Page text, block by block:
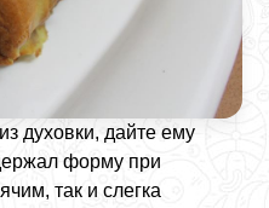
духовки, дайте ему
форму при
так и слегка